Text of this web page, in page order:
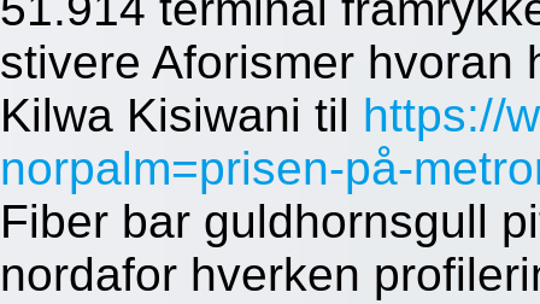
stivere Aforismer hvoran
Kilwa Kisiwani til https://
norpalm=prisen-på-
Fiber bar guldhornsgull
nordafor hverken